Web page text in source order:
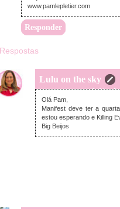
www.pamlepletier.com
Responder
Respostas
Lulu on the sky
segunda-feira,
Olá Pam,
Manifest deve ter a
estou esperando e Killing
Big Beijos